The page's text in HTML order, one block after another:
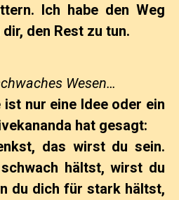
Ich habe den Weg
den Rest zu tun.
Wesen…
ist nur eine Idee oder ein
hat gesagt:
das wirst du sein.
hältst, wirst du
du dich für stark hältst,